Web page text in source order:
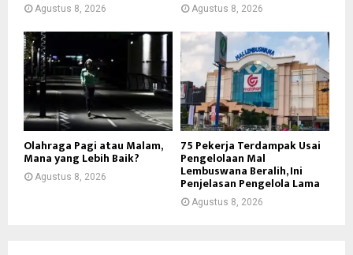
Agustus 8, 2026 Agustus 8, 2026
Olahraga Pagi atau Malam,
Mana yang Lebih Baik?
Agustus 8, 2026
75 Pekerja Terdampak Usai
Pengelolaan Mal
Lembuswana Beralih, Ini
Penjelasan Pengelola Lama
Agustus 8, 2026